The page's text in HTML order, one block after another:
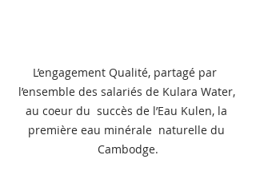
L’engagement Qualité, partagé par
l’ensemble des salariés de Kulara Water,
au coeur du  succès de l’Eau Kulen, la
première eau minérale  naturelle du
Cambodge.